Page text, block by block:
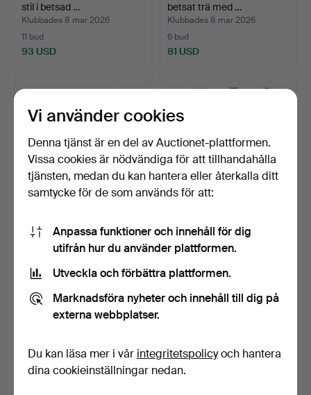
stil i betsad …
Klubbades 8 mar 2026
11 bud
93 USD
betsat trä med …
Klubbades 8 mar 2026
6 bud
81 USD
Barock stil brazier i trä och
mässing.
Klubbades 8 feb 2026
8 bud
Träskärm med svarvade
Klubbades 8 feb 2026
2 bud
Vi använder cookies
Denna tjänst är en del av Auctionet-plattformen.
Vissa cookies är nödvändiga för att tillhandahålla
tjänsten, medan du kan hantera eller återkalla ditt
samtycke för de som används för att:
Anpassa funktioner och innehåll för dig
utifrån hur du använder plattformen.
Utveckla och förbättra plattformen.
Marknadsföra nyheter och innehåll till dig på
externa webbplatser.
Du kan läsa mer i vår integritetspolicyoch hantera
dina cookieinställningar nedan.